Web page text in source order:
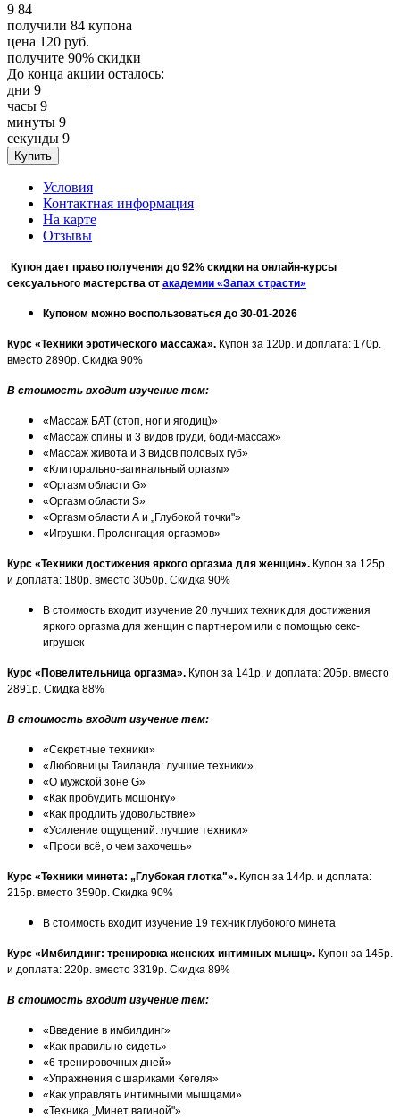
9 84
получили 84 купона
цена 120 руб.
получите 90% скидки
До конца акции осталось:
дни 9
часы 9
минуты 9
секунды 9
Условия
Контактная информация
На карте
Отзывы
Купон дает право получения до 92% скидки на онлайн-курсы
сексуального мастерства от академии «Запах страсти»
Купоном можно воспользоваться до 30-01-2026
Курс «Техники эротического массажа». Купон за 120р. и доплата: 170р.
вместо 2890р. Скидка 90%
В стоимость входит изучение тем:
«Массаж БАТ (стоп, ног и ягодиц)»
«Массаж спины и 3 видов груди, боди-массаж»
«Массаж живота и 3 видов половых губ»
«Клиторально-вагинальный оргазм»
«Оргазм области G»
«Оргазм области S»
«Оргазм области А и „Глубокой точки"»
«Игрушки. Пролонгация оргазмов»
Курс «Техники достижения яркого оргазма для женщин». Купон за 125р.
и доплата: 180р. вместо 3050р. Скидка 90%
В стоимость входит изучение 20 лучших техник для достижения
яркого оргазма для женщин с партнером или с помощью секс-
игрушек
Курс «Повелительница оргазма». Купон за 141р. и доплата: 205р. вместо
2891р. Скидка 88%
В стоимость входит изучение тем:
«Секретные техники»
«Любовницы Таиланда: лучшие техники»
«О мужской зоне G»
«Как пробудить мошонку»
«Как продлить удовольствие»
«Усиление ощущений: лучшие техники»
«Проси всё, о чем захочешь»
Курс «Техники минета: „Глубокая глотка"». Купон за 144р. и доплата:
215р. вместо 3590р. Скидка 90%
В стоимость входит изучение 19 техник глубокого минета
Курс «Имбилдинг: тренировка женских интимных мышц». Купон за 145р.
и доплата: 220р. вместо 3319р. Скидка 89%
В стоимость входит изучение тем:
«Введение в имбилдинг»
«Как правильно сидеть»
«6 тренировочных дней»
«Упражнения с шариками Кегеля»
«Как управлять интимными мышцами»
«Техника „Минет вагиной"»